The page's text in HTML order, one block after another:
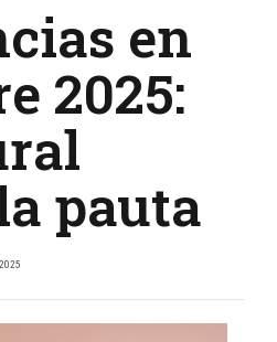
en
2025:
pauta